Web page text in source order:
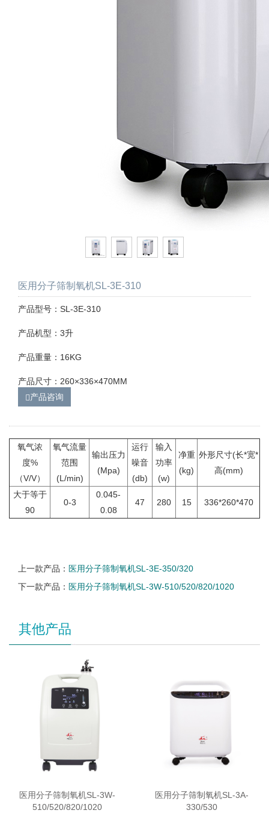
医用分子筛制氧机SL-3E-310
产品型号：SL-3E-310
产品机型：3升
产品重量：16KG
产品尺寸：260×336×470MM
产品咨询
氧气浓
度%
（V/V）
氧气流量
范围
(L/min)
输出压力
(Mpa)
运行
噪音
(db)
输入
功率
(w)
净重
(kg)
外形尺寸(长*宽*
高(mm)
大于等于
90
0-3
0.045-
0.08
47 280 15 336*260*470
上一款产品： 医用分子筛制氧机SL-3E-350/320
下一款产品： 医用分子筛制氧机SL-3W-510/520/820/1020
其他产品
医用分子筛制氧机SL-3W-
510/520/820/1020
医用分子筛制氧机SL-3A-
330/530